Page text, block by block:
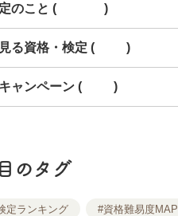
定のこと (150)
見る資格・検定 (85)
キャンペーン (78)
のタグ
定ランキング #資格難易度MAP